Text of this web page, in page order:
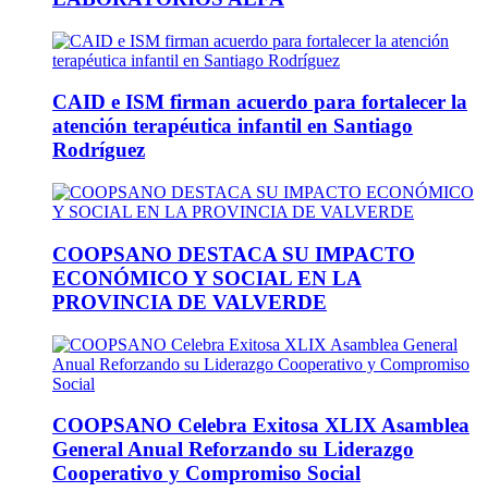
CAID e ISM firman acuerdo para fortalecer la
atención terapéutica infantil en Santiago
Rodríguez
COOPSANO DESTACA SU IMPACTO
ECONÓMICO Y SOCIAL EN LA
PROVINCIA DE VALVERDE
COOPSANO Celebra Exitosa XLIX Asamblea
General Anual Reforzando su Liderazgo
Cooperativo y Compromiso Social